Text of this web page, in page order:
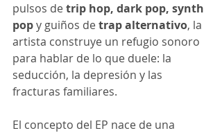
pulsos de trip hop, dark pop, synth
pop y guiños de trap alternativo, la
artista construye un refugio sonoro
para hablar de lo que duele: la
seducción, la depresión y las
fracturas familiares.
El concepto del EP nace de una